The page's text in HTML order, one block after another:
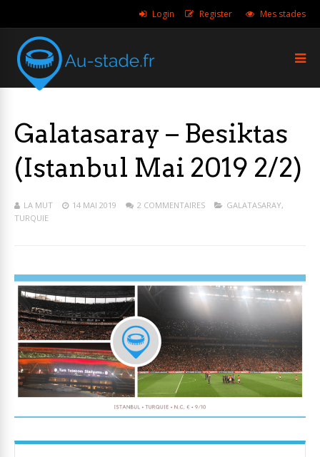
Login Register Mes stades
Galatasaray – Besiktas
(Istanbul Mai 2019 2/2)
LA MUT 14 MAI 2019 2 COMMENTAIRES GALATASARAY,
TURQUIE